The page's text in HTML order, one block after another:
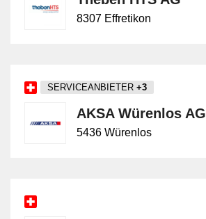
8307 Effretikon
SERVICEANBIETER +3
AKSA Würenlos AG
5436 Würenlos